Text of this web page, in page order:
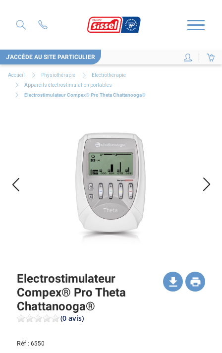
J'ACCÈDE AU SITE PARTICULIER
Accueil Physiothérapie
Electrothérapie
Appareils électrostimulation portables
Electrostimulateur Compex® Pro Theta Chattanooga®
Electrostimulateur
Compex® Pro Theta
Chattanooga®
(0 avis)
Réf : 6550